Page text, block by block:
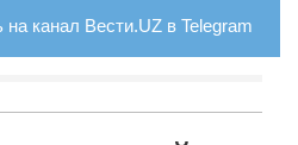
канал Вести.UZ в Telegram